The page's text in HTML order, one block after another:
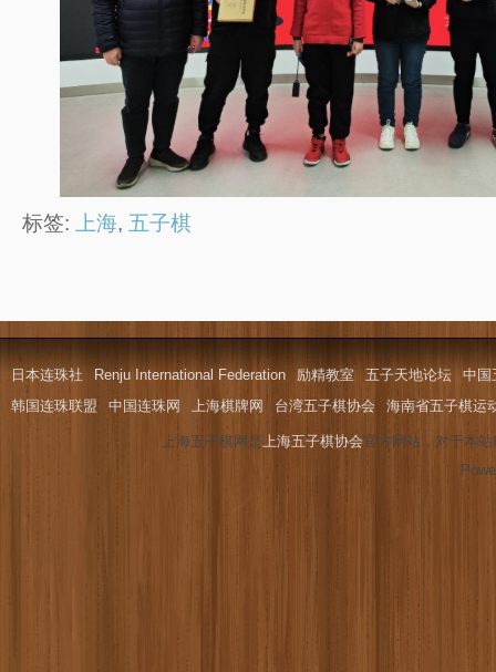
标签: 上海, 五子棋
日本连珠社 Renju International Federation 励精教室 五子天地论坛
中国
韩国连珠联盟
中国连珠网 上海棋牌网 台湾五子棋协会 海南省五子棋运
上海五子棋网是上海五子棋协会官方网站，对于本